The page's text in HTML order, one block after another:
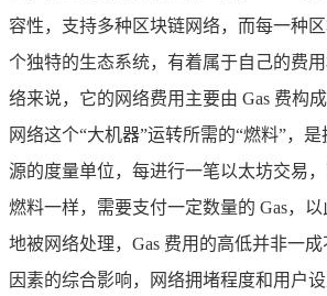
容性，支持多种区块链网络，而每一种
个独特的生态系统，有着属于自己的费
络来说，它的网络费用主要由 Gas 费构
网络这个“大机器”运转所需的“燃料”，
源的度量单位，每进行一笔以太坊交易
燃料一样，需要支付一定数量的 Gas，
地被网络处理，Gas 费用的高低并非一
因素的综合影响，网络拥堵程度和用户